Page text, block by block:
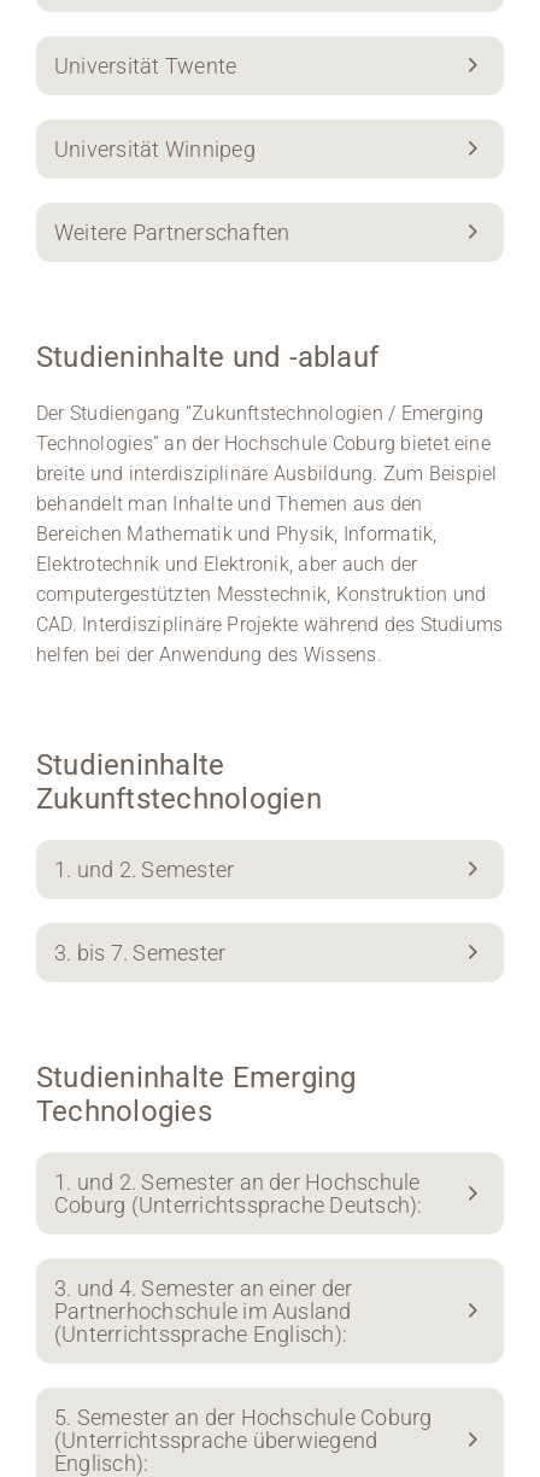
Universität Twente
Universität Winnipeg
Weitere Partnerschaften
Studieninhalte und -ablauf
Der Studiengang “Zukunftstechnologien / Emerging
Technologies” an der Hochschule Coburg bietet eine
breite und interdisziplinäre Ausbildung. Zum Beispiel
behandelt man Inhalte und Themen aus den
Bereichen Mathematik und Physik, Informatik,
Elektrotechnik und Elektronik, aber auch der
computergestützten Messtechnik, Konstruktion und
CAD. Interdisziplinäre Projekte während des Studiums
helfen bei der Anwendung des Wissens.
Studieninhalte
Zukunftstechnologien
1. und 2. Semester
3. bis 7. Semester
Studieninhalte Emerging
Technologies
1. und 2. Semester an der Hochschule
Coburg (Unterrichtssprache Deutsch):
3. und 4. Semester an einer der
Partnerhochschule im Ausland
(Unterrichtssprache Englisch):
5. Semester an der Hochschule Coburg
(Unterrichtssprache überwiegend
Englisch):